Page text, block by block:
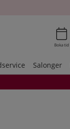
Boka tid
Salonger